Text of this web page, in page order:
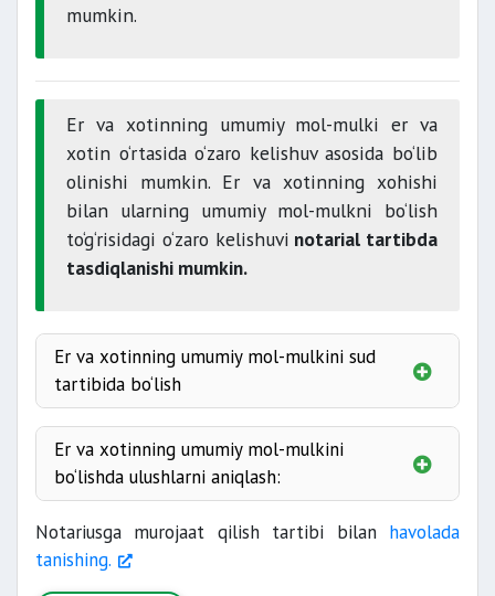
mumkin.
Er va xotinning umumiy mol-mulki er va
xotin o‘rtasida o‘zaro kelishuv asosida bo‘lib
olinishi mumkin. Er va xotinning xohishi
bilan ularning umumiy mol-mulkni bo‘lish
to‘g‘risidagi o‘zaro kelishuvi notarial tartibda
tasdiqlanishi mumkin.
Er va xotinning umumiy mol-mulkini sud
tartibida bo‘lish
Er va xotinning umumiy mol-mulkini
bo‘lishda ulushlarni aniqlash:
Notariusga murojaat qilish tartibi bilan havolada
tanishing.